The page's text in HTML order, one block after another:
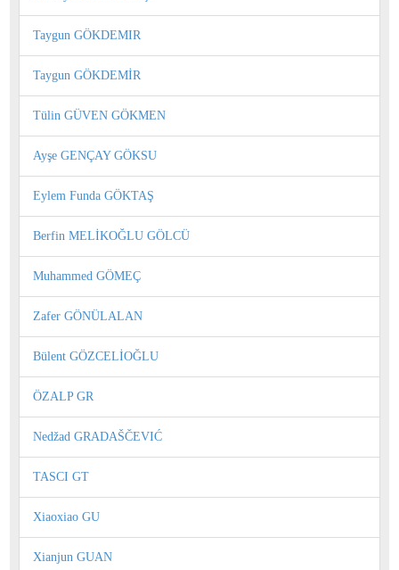
Taygun GÖKDEMIR
Taygun GÖKDEMİR
Tülin GÜVEN GÖKMEN
Ayşe GENÇAY GÖKSU
Eylem Funda GÖKTAŞ
Berfin MELİKOĞLU GÖLCÜ
Muhammed GÖMEÇ
Zafer GÖNÜLALAN
Bülent GÖZCELİOĞLU
ÖZALP GR
Nedžad GRADAŠČEVIĆ
TASCI GT
Xiaoxiao GU
Xianjun GUAN